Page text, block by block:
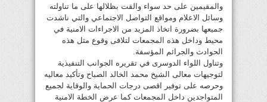
والمقيمين على حد سواء والقت بظلالها على ما تناولته
وسائل الاعلام ومواقع التواصل الاجتماعي والتي ناشدت
جميعها بضرورة اتخاذ المزيد من الاجراءات الامنية في
محيط وداخل هذه المجمعات لتلافى وقوع مثل هذه
الحوادث والجرائم المؤسفة.
وتناول اللواء الدوسرى في تقريره الجوانب التنفيذية
لتوجيهات معالى الشيخ محمد الخالد الصباح وتأكيد معاليه
وحرصه على توفير اقصى درجات الحماية والوقاية لجميع
المتواجدين داخل المجمعات كما عرض الخطة الامنية